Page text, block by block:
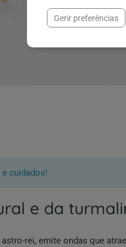
cuidados!
e da
rei, emite ondas que
Gerir preferências